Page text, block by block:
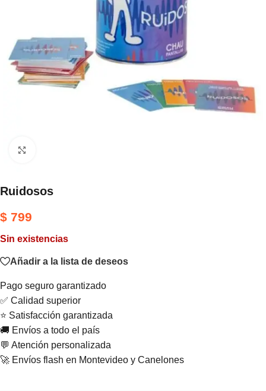
Ruidosos
$ 799
Sin existencias
Añadir a la lista de deseos
Pago seguro garantizado
✅ Calidad superior
⭐ Satisfacción garantizada
🚚 Envíos a todo el país
💬 Atención personalizada
🚀 Envíos flash en Montevideo y Canelones